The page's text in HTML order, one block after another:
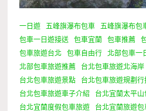
一日遊 五峰旗瀑布包車 五峰旗瀑布包
包車一日遊接送
包車宜蘭 包車推薦
包車旅遊台北
包車自由行 北部包車一
北部包車旅遊推薦
台北包車旅遊北海岸
台北包車旅遊景點
台北包車旅遊規劃行
台北包車旅遊車子介紹
台北宜蘭太平
台北宜蘭度假包車旅遊
台北宜蘭旅遊包